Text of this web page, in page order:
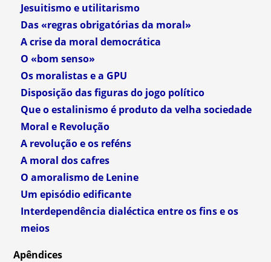
Jesuitismo e utilitarismo
Das «regras obrigatórias da moral»
A crise da moral democrática
O «bom senso»
Os moralistas e a GPU
Disposição das figuras do jogo político
Que o estalinismo é produto da velha sociedade
Moral e Revolução
A revolução e os reféns
A moral dos cafres
O amoralismo de Lenine
Um episódio edificante
Interdependência dialéctica entre os fins e os
meios
Apêndices